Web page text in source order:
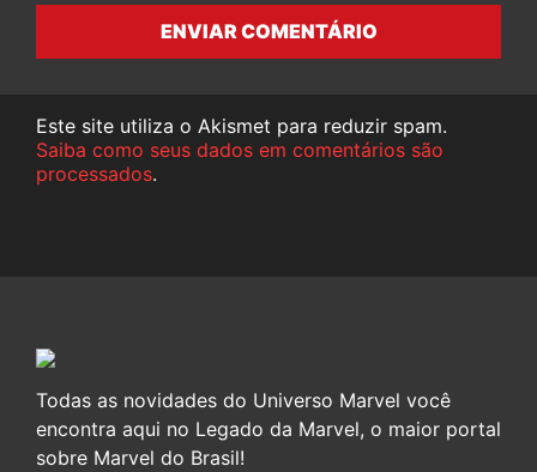
ENVIAR COMENTÁRIO
Este site utiliza o Akismet para reduzir spam.
Saiba como seus dados em comentários são
processados.
Todas as novidades do Universo Marvel você
encontra aqui no Legado da Marvel, o maior portal
sobre Marvel do Brasil!